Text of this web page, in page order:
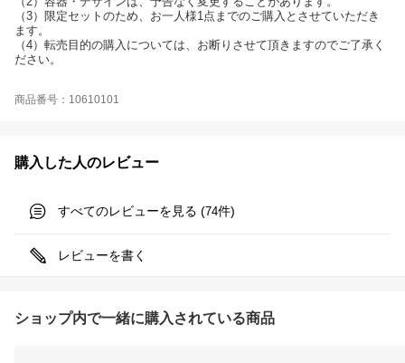
（3）限定セットのため、お一人様1点までのご購入とさせていただき
ます。
（4）転売目的の購入については、お断りさせて頂きますのでご了承く
ださい。
商品番号：10610101
購入した人のレビュー
すべてのレビューを見る (74件)
レビューを書く
ショップ内で一緒に購入されている商品